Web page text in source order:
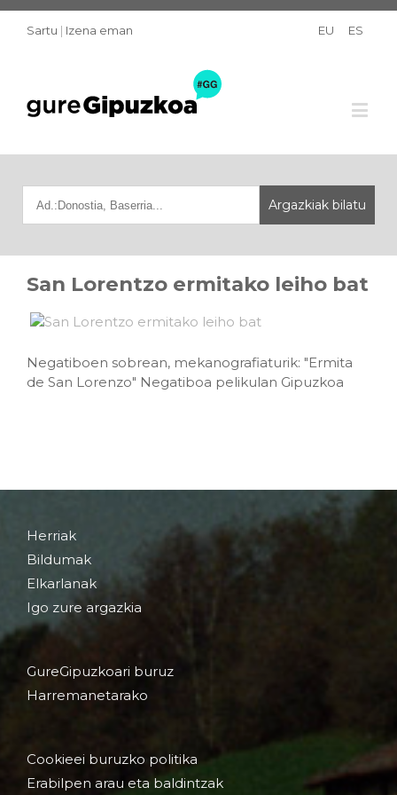
Sartu | Izena eman EU ES
San Lorentzo ermitako leiho bat
Negatiboen sobrean, mekanografiaturik: "Ermita
de San Lorenzo" Negatiboa pelikulan Gipuzkoa
Herriak
Bildumak
Elkarlanak
Igo zure argazkia
GureGipuzkoari buruz
Harremanetarako
Cookieei buruzko politika
Erabilpen arau eta baldintzak